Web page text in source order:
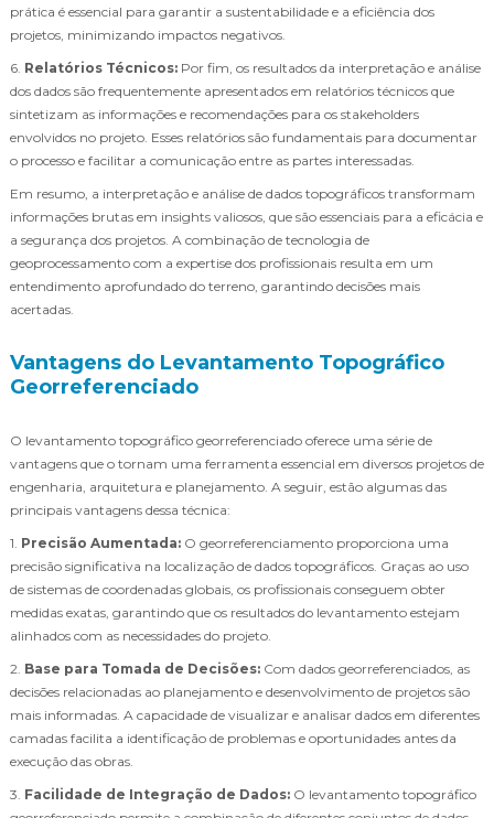
prática é essencial para garantir a sustentabilidade e a eficiência dos
projetos, minimizando impactos negativos.
6. Relatórios Técnicos: Por fim, os resultados da interpretação e análise
dos dados são frequentemente apresentados em relatórios técnicos que
sintetizam as informações e recomendações para os stakeholders
envolvidos no projeto. Esses relatórios são fundamentais para documentar
o processo e facilitar a comunicação entre as partes interessadas.
Em resumo, a interpretação e análise de dados topográficos transformam
informações brutas em insights valiosos, que são essenciais para a eficácia e
a segurança dos projetos. A combinação de tecnologia de
geoprocessamento com a expertise dos profissionais resulta em um
entendimento aprofundado do terreno, garantindo decisões mais
acertadas.
Vantagens do Levantamento Topográfico
Georreferenciado
O levantamento topográfico georreferenciado oferece uma série de
vantagens que o tornam uma ferramenta essencial em diversos projetos de
engenharia, arquitetura e planejamento. A seguir, estão algumas das
principais vantagens dessa técnica:
1. Precisão Aumentada: O georreferenciamento proporciona uma
precisão significativa na localização de dados topográficos. Graças ao uso
de sistemas de coordenadas globais, os profissionais conseguem obter
medidas exatas, garantindo que os resultados do levantamento estejam
alinhados com as necessidades do projeto.
2. Base para Tomada de Decisões: Com dados georreferenciados, as
decisões relacionadas ao planejamento e desenvolvimento de projetos são
mais informadas. A capacidade de visualizar e analisar dados em diferentes
camadas facilita a identificação de problemas e oportunidades antes da
execução das obras.
3. Facilidade de Integração de Dados: O levantamento topográfico